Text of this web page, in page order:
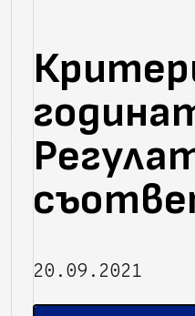
20.09.2021